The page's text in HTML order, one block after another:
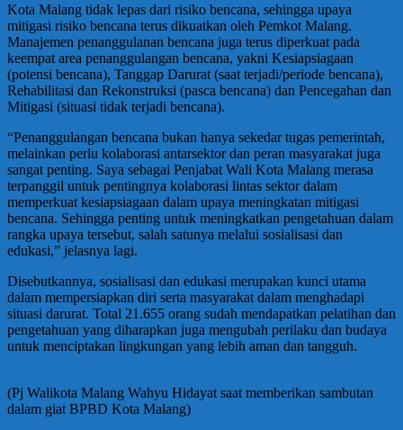
Kota Malang tidak lepas dari risiko bencana, sehingga upaya
mitigasi risiko bencana terus dikuatkan oleh Pemkot Malang.
Manajemen penanggulanan bencana juga terus diperkuat pada
keempat area penanggulangan bencana, yakni Kesiapsiagaan
(potensi bencana), Tanggap Darurat (saat terjadi/periode bencana),
Rehabilitasi dan Rekonstruksi (pasca bencana) dan Pencegahan dan
Mitigasi (situasi tidak terjadi bencana).
“Penanggulangan bencana bukan hanya sekedar tugas pemerintah,
melainkan perlu kolaborasi antarsektor dan peran masyarakat juga
sangat penting. Saya sebagai Penjabat Wali Kota Malang merasa
terpanggil untuk pentingnya kolaborasi lintas sektor dalam
memperkuat kesiapsiagaan dalam upaya meningkatan mitigasi
bencana. Sehingga penting untuk meningkatkan pengetahuan dalam
rangka upaya tersebut, salah satunya melalui sosialisasi dan
edukasi,” jelasnya lagi.
Disebutkannya, sosialisasi dan edukasi merupakan kunci utama
dalam mempersiapkan diri serta masyarakat dalam menghadapi
situasi darurat. Total 21.655 orang sudah mendapatkan pelatihan dan
pengetahuan yang diharapkan juga mengubah perilaku dan budaya
untuk menciptakan lingkungan yang lebih aman dan tangguh.
(Pj Walikota Malang Wahyu Hidayat saat memberikan sambutan
dalam giat BPBD Kota Malang)